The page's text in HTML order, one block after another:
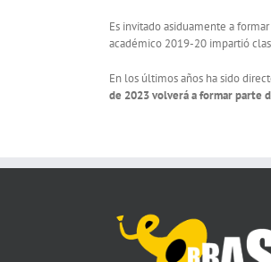
Es invitado asiduamente a
académico 2019-20 impartió
En los últimos años ha sido
de 2023 volverá a formar parte